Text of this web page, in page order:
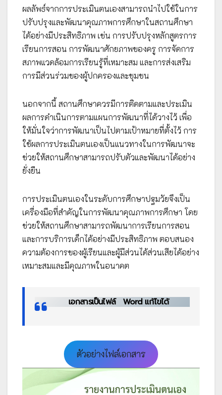
ผลลัพธ์จากการประเมินตนเองสามารถนำไปใช้ในการ
ปรับปรุงและพัฒนาคุณภาพการศึกษาในสถานศึกษา
ได้อย่างมีประสิทธิภาพ เช่น การปรับปรุงหลักสูตรการ
เรียนการสอน การพัฒนาศักยภาพของครู การจัดการ
สภาพแวดล้อมการเรียนรู้ที่เหมาะสม และการส่งเสริม
การมีส่วนร่วมของผู้ปกครองและชุมชน
นอกจากนี้ สถานศึกษาควรมีการติดตามและประเมิน
ผลการดำเนินการตามแผนการพัฒนาที่ได้วางไว้ เพื่อ
ให้มั่นใจว่าการพัฒนาเป็นไปตามเป้าหมายที่ตั้งไว้ การ
ใช้ผลการประเมินตนเองเป็นแนวทางในการพัฒนาจะ
ช่วยให้สถานศึกษาสามารถปรับตัวและพัฒนาได้อย่าง
ยั่งยืน
การประเมินตนเองในระดับการศึกษาปฐมวัยจึงเป็น
เครื่องมือที่สำคัญในการพัฒนาคุณภาพการศึกษา โดย
ช่วยให้สถานศึกษาสามารถพัฒนาการเรียนการสอน
และการบริการเด็กได้อย่างมีประสิทธิภาพ ตอบสนอง
ความต้องการของผู้เรียนและผู้มีส่วนได้ส่วนเสียได้อย่าง
เหมาะสมและมีคุณภาพในอนาคต
เอกสารเป็นไฟล์ Word แก้ไขได้
ตัวอย่างไฟล์เอกสาร